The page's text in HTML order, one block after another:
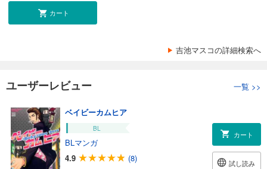
カート
吉池マスコの詳細検索へ
ユーザーレビュー 一覧 >>
ベイビーカムヒア
BL
BLマンガ
4.9
(8)
カート
試し読み